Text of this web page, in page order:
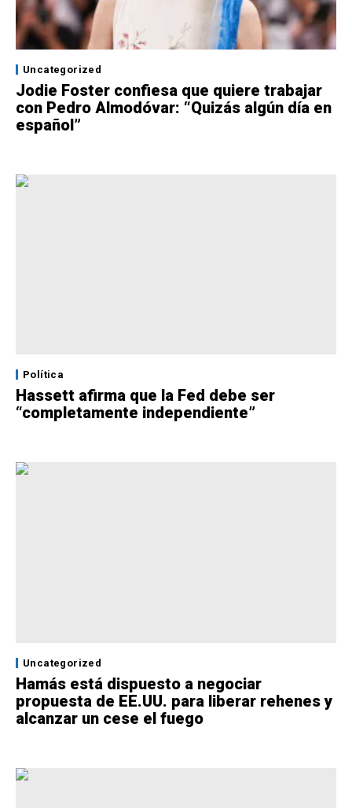
Uncategorized
Jodie Foster confiesa que quiere trabajar
con Pedro Almodóvar: “Quizás algún día en
español”
Política
Hassett afirma que la Fed debe ser
“completamente independiente”
Uncategorized
Hamás está dispuesto a negociar
propuesta de EE.UU. para liberar rehenes y
alcanzar un cese el fuego